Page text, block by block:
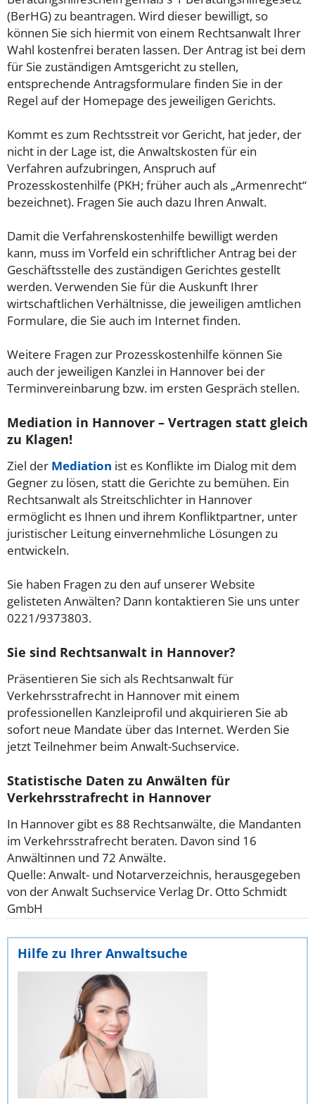
(BerHG) zu beantragen. Wird dieser bewilligt, so
können Sie sich hiermit von einem Rechtsanwalt Ihrer
Wahl kostenfrei beraten lassen. Der Antrag ist bei dem
für Sie zuständigen Amtsgericht zu stellen,
entsprechende Antragsformulare finden Sie in der
Regel auf der Homepage des jeweiligen Gerichts.
Kommt es zum Rechtsstreit vor Gericht, hat jeder, der
nicht in der Lage ist, die Anwaltskosten für ein
Verfahren aufzubringen, Anspruch auf
Prozesskostenhilfe (PKH; früher auch als „Armenrecht“
bezeichnet). Fragen Sie auch dazu Ihren Anwalt.
Damit die Verfahrenskostenhilfe bewilligt werden
kann, muss im Vorfeld ein schriftlicher Antrag bei der
Geschäftsstelle des zuständigen Gerichtes gestellt
werden. Verwenden Sie für die Auskunft Ihrer
wirtschaftlichen Verhältnisse, die jeweiligen amtlichen
Formulare, die Sie auch im Internet finden.
Weitere Fragen zur Prozesskostenhilfe können Sie
auch der jeweiligen Kanzlei in Hannover bei der
Terminvereinbarung bzw. im ersten Gespräch stellen.
Mediation in Hannover – Vertragen statt gleich
zu Klagen!
Ziel der Mediation ist es Konflikte im Dialog mit dem
Gegner zu lösen, statt die Gerichte zu bemühen. Ein
Rechtsanwalt als Streitschlichter in Hannover
ermöglicht es Ihnen und ihrem Konfliktpartner, unter
juristischer Leitung einvernehmliche Lösungen zu
entwickeln.
Sie haben Fragen zu den auf unserer Website
gelisteten Anwälten? Dann kontaktieren Sie uns unter
0221/9373803.
Sie sind Rechtsanwalt in Hannover?
Präsentieren Sie sich als Rechtsanwalt für
Verkehrsstrafrecht in Hannover mit einem
professionellen Kanzleiprofil und akquirieren Sie ab
sofort neue Mandate über das Internet. Werden Sie
jetzt Teilnehmer beim Anwalt-Suchservice.
Statistische Daten zu Anwälten für
Verkehrsstrafrecht in Hannover
In Hannover gibt es 88 Rechtsanwälte, die Mandanten
im Verkehrsstrafrecht beraten. Davon sind 16
Anwältinnen und 72 Anwälte.
Quelle: Anwalt- und Notarverzeichnis, herausgegeben
von der Anwalt Suchservice Verlag Dr. Otto Schmidt
GmbH
Hilfe zu Ihrer Anwaltsuche